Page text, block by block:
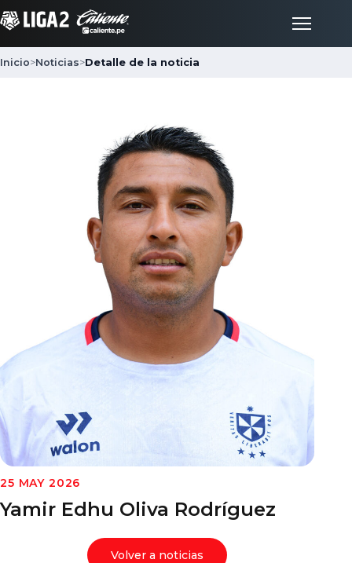
Noticias
Inicio>Noticias>Detalle de la noticia
25 MAY 2026
Yamir Edhu Oliva Rodríguez
Volver a noticias